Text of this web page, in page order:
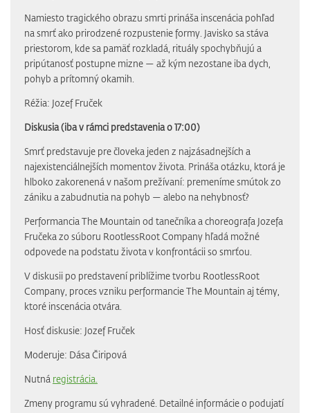
Namiesto tragického obrazu smrti prináša inscenácia pohľad
na smrť ako prirodzené rozpustenie formy. Javisko sa stáva
priestorom, kde sa pamäť rozkladá, rituály spochybňujú a
pripútanosť postupne mizne — až kým nezostane iba dych,
pohyb a prítomný okamih.
Réžia: Jozef Fruček
Diskusia (iba v rámci predstavenia o 17:00)
Smrť predstavuje pre človeka jeden z najzásadnejších a
najexistenciálnejších momentov života. Prináša otázku, ktorá je
hlboko zakorenená v našom prežívaní: premeníme smútok zo
zániku a zabudnutia na pohyb — alebo na nehybnosť?
Performancia The Mountain od tanečníka a choreografa Jozefa
Fručeka zo súboru RootlessRoot Company hľadá možné
odpovede na podstatu života v konfrontácii so smrťou.
V diskusii po predstavení priblížime tvorbu RootlessRoot
Company, proces vzniku performancie The Mountain aj témy,
ktoré inscenácia otvára.
Hosť diskusie: Jozef Fruček
Moderuje: Dása Čiripová
Nutná registrácia.
Zmeny programu sú vyhradené. Detailné informácie o podujatí